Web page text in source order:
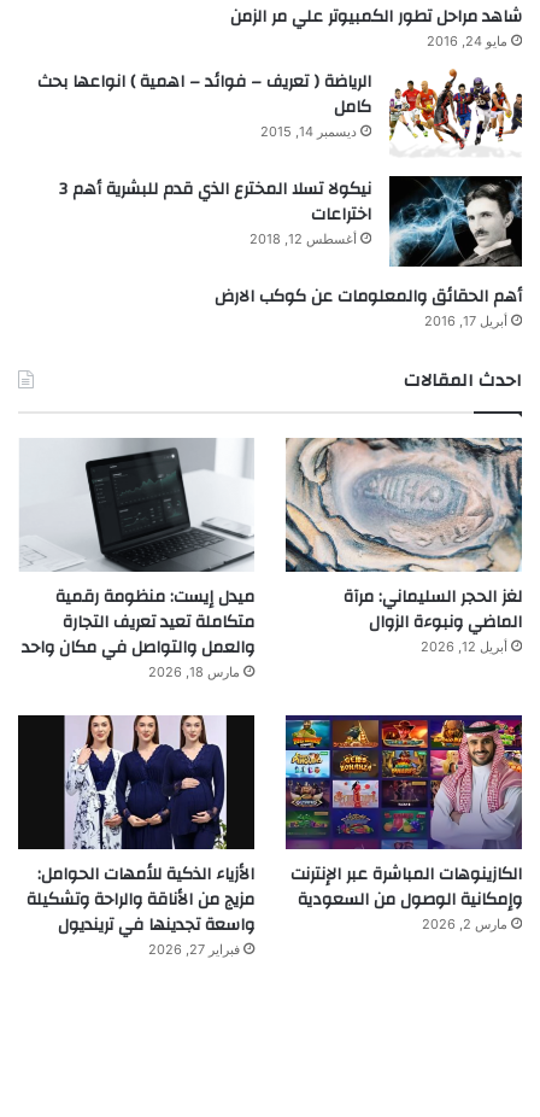
شاهد مراحل تطور الكمبيوتر علي مر الزمن
مايو 24, 2016
الرياضة ( تعريف – فوائد – اهمية ) انواعها بحث
كامل
ديسمبر 14, 2015
نيكولا تسلا المخترع الذي قدم للبشرية أهم 3
اختراعات
أغسطس 12, 2018
أهم الحقائق والمعلومات عن كوكب الارض
أبريل 17, 2016
احدث المقالات
لغز الحجر السليماني: مرآة
الماضي ونبوءة الزوال
أبريل 12, 2026
ميدل إيست: منظومة رقمية
متكاملة تعيد تعريف التجارة
والعمل والتواصل في مكان واحد
مارس 18, 2026
الكازينوهات المباشرة عبر الإنترنت
وإمكانية الوصول من السعودية
مارس 2, 2026
الأزياء الذكية للأمهات الحوامل:
مزيج من الأناقة والراحة وتشكيلة
واسعة تجدينها في ترينديول
فبراير 27, 2026